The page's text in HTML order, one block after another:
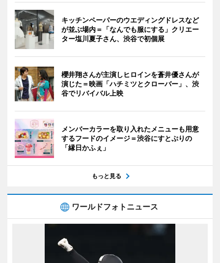
キッチンペーパーのウエディングドレスなど
が並ぶ場内＝「なんでも服にする」クリエー
ター塩川夏子さん、渋谷で初個展
櫻井翔さんが主演しヒロインを蒼井優さんが
演じた＝映画「ハチミツとクローバー」、渋
谷でリバイバル上映
メンバーカラーを取り入れたメニューも用意
するフードのイメージ＝渋谷にすとぷりの
「縁日かふぇ」
もっと見る
ワールドフォトニュース